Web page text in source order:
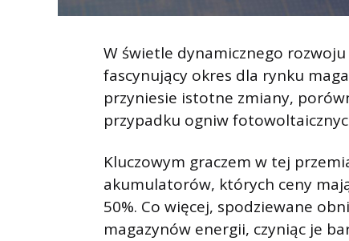
W świetle dynamicznego
fascynujący okres dla rynku
przyniesie istotne zmiany,
przypadku ogniw
Kluczowym graczem w tej
akumulatorów, których ceny
50%. Co więcej, spodziewane
magazynów energii, czyniąc je